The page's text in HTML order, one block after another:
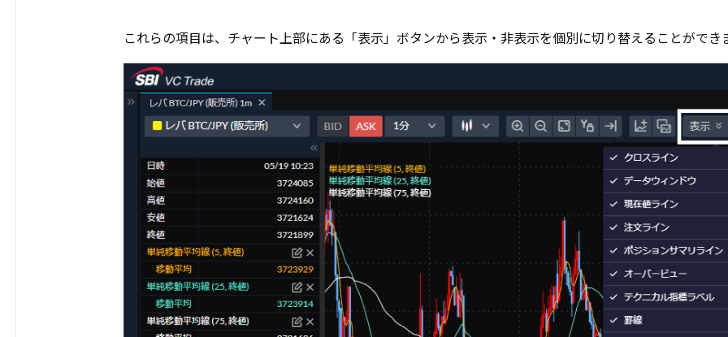
これらの項目は、チャート上部にある「表示」ボタンから表示・非表示を個別に切り替えることができ